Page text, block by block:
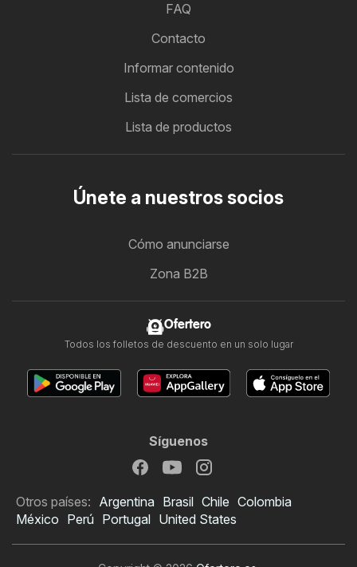
FAQ
Contacto
Informar contenido
Lista de comercios
Lista de productos
Únete a nuestros socios
Cómo anunciarse
Zona B2B
Ofertero
Todos los folletos de descuento en un solo lugar
Síguenos
Otros países: Argentina Brasil Chile Colombia
México Perú Portugal United States